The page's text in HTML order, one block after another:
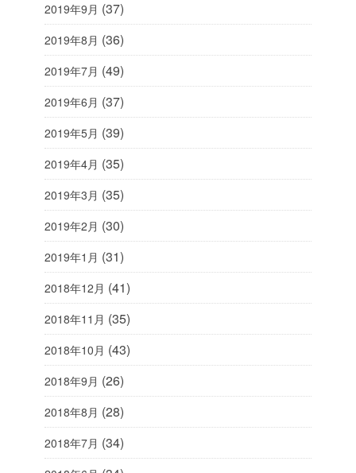
2019年9月 (37)
2019年8月 (36)
2019年7月 (49)
2019年6月 (37)
2019年5月 (39)
2019年4月 (35)
2019年3月 (35)
2019年2月 (30)
2019年1月 (31)
2018年12月 (41)
2018年11月 (35)
2018年10月 (43)
2018年9月 (26)
2018年8月 (28)
2018年7月 (34)